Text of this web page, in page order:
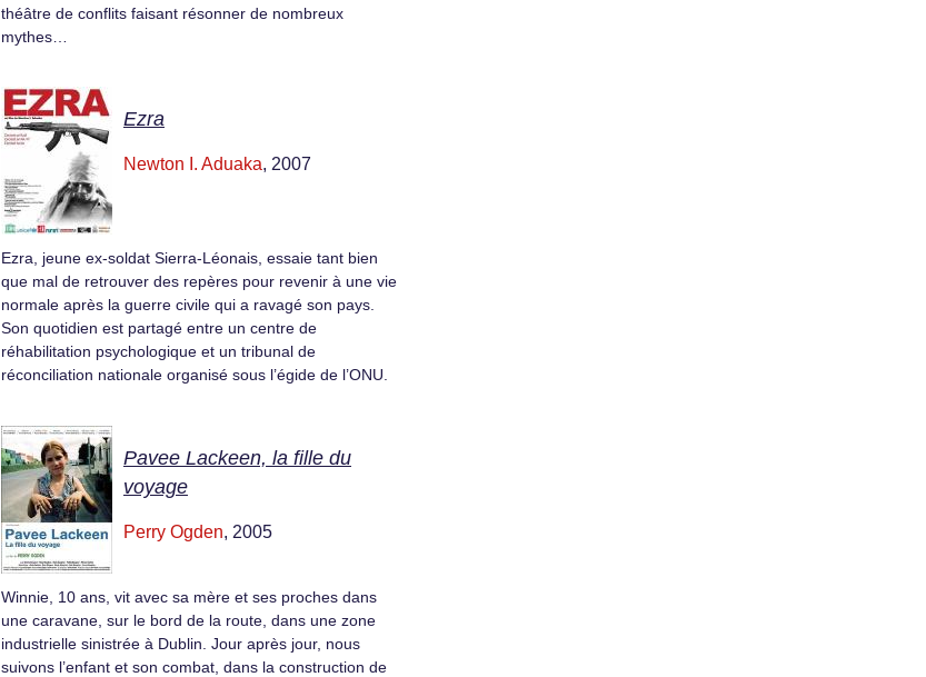
théâtre de conflits faisant résonner de nombreux
mythes…
Ezra
Newton I. Aduaka, 2007
Ezra, jeune ex-soldat Sierra-Léonais, essaie tant bien
que mal de retrouver des repères pour revenir à une vie
normale après la guerre civile qui a ravagé son pays.
Son quotidien est partagé entre un centre de
réhabilitation psychologique et un tribunal de
réconciliation nationale organisé sous l’égide de l’ONU.
Pavee Lackeen, la fille du
voyage
Perry Ogden, 2005
Winnie, 10 ans, vit avec sa mère et ses proches dans
une caravane, sur le bord de la route, dans une zone
industrielle sinistrée à Dublin. Jour après jour, nous
suivons l’enfant et son combat, dans la construction de